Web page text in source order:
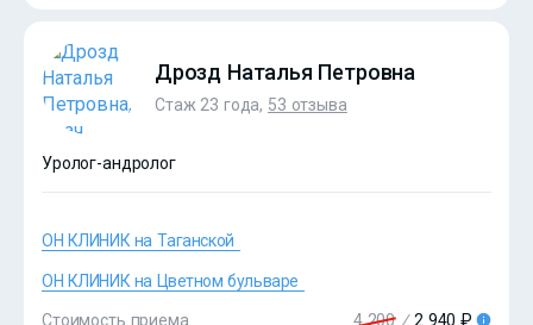
Дрозд Наталья Петровна
Стаж 23 года, 53 отзыва
Уролог-андролог
ОН КЛИНИК на Таганской
ОН КЛИНИК на Цветном бульваре
Стоимость приема 4 200 / 2 940 ₽